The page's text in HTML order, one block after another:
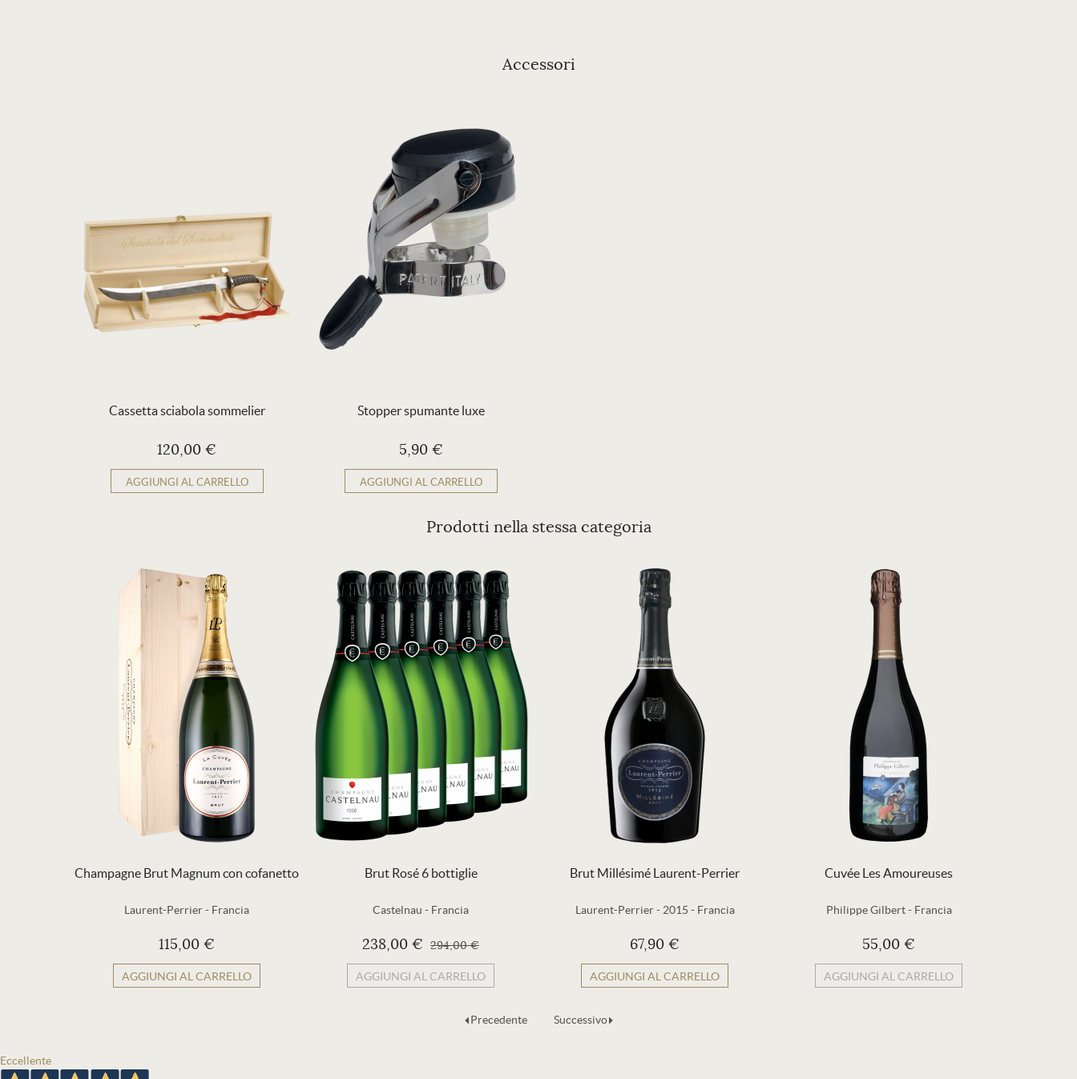
Accessori
Cassetta sciabola sommelier
120,00 €
AGGIUNGI AL CARRELLO
Stopper spumante luxe
5,90 €
AGGIUNGI AL CARRELLO
Prodotti nella stessa categoria
Champagne Brut Magnum con cofanetto
Laurent-Perrier- Francia
115,00 €
AGGIUNGI AL CARRELLO
Brut Rosé 6 bottiglie
Castelnau - Francia
238,00 € 294,00 €
AGGIUNGI AL CARRELLO
Brut Millésimé Laurent-Perrier
Laurent-Perrier - 2015 - Francia
67,90 €
AGGIUNGI AL CARRELLO
Cuvée Les Amoureuses
Philippe Gilbert - Francia
55,00 €
AGGIUNGI AL CARRELLO
Precedente Successivo
Eccellente